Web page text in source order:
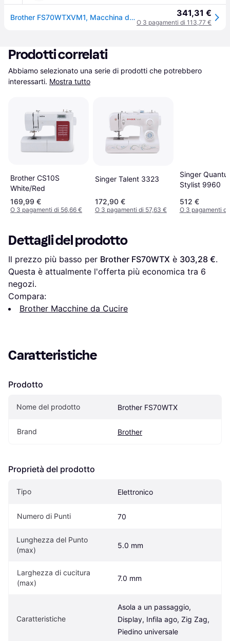
Brother FS70WTXVM1, Macchina da cucire, Bianco 341,31 €
O 3 pagamenti di 113,77 €
Prodotti correlati
Abbiamo selezionato una serie di prodotti che potrebbero
interessarti. Mostra tutto
Brother CS10S
White/Red
169,99 €
O 3 pagamenti di 56,66 €
Singer Talent 3323
172,90 €
O 3 pagamenti di 57,63 €
Singer
Stylist 9960
512 €
O 3 pagamenti
Dettagli del prodotto
Il prezzo più basso per Brother FS70WTX è 303,28 €.
Questa è attualmente l'offerta più economica tra 6
negozi.
Compara:
Brother Macchine da Cucire
Caratteristiche
Prodotto
Nome del prodotto Brother FS70WTX
Brand Brother
Proprietà del prodotto
Tipo Elettronico
Numero di Punti 70
Lunghezza del Punto
(max)
5.0 mm
Larghezza di cucitura
(max)
7.0 mm
Caratteristiche
Asola a un passaggio,
Display, Infila ago, Zig Zag,
Piedino universale